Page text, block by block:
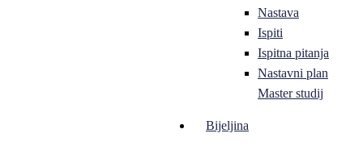
Nastava
Ispiti
Ispitna pitanja
Nastavni plan
Master studij
Bijeljina